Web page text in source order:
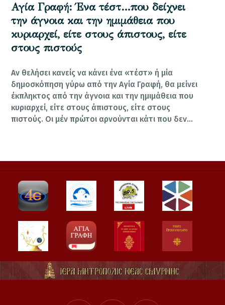
Αγία Γραφή: Ένα τέστ…που δείχνει
την άγνοια και την ημιμάθεια που
κυριαρχεί, είτε στους άπιστους, είτε
στους πιστούς
Αν θελήσει κανείς να κάνει ένα «τέστ» ή μία
δημοσκόπηση γύρω από την Αγία Γραφή, θα μείνει
έκπληκτος από την άγνοια και την ημιμάθεια που
κυριαρχεί, είτε στους άπιστους, είτε στους
πιστούς. Οι μέν πρώτοι αρνούνται κάτι που δεν…